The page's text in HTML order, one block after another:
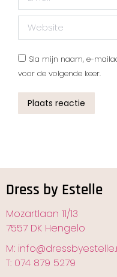
Website
Sla mijn naam, e-
voor de volgende keer.
Plaats reactie
Dress by Estelle
Mozartlaan 11/13
7557 DK Hengelo
M:
T: 074 879 5279